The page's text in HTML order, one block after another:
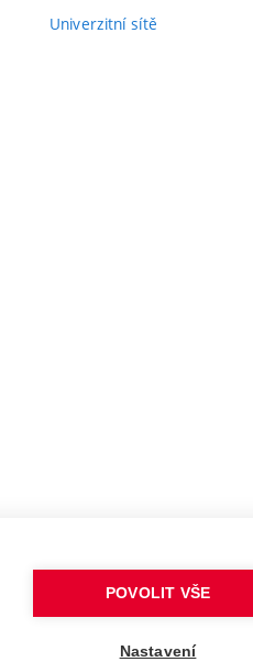
Univerzitní sítě
POVOLIT VŠE
Nastavení